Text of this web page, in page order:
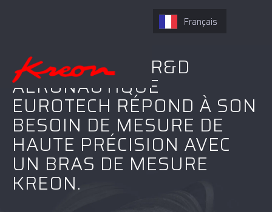
LA SOCIÉTÉ DE R&D
AÉRONAUTIQUE
EUROTECH RÉPOND À SON
BESOIN DE MESURE DE
HAUTE PRÉCISION AVEC
UN BRAS DE MESURE
KREON.
Français